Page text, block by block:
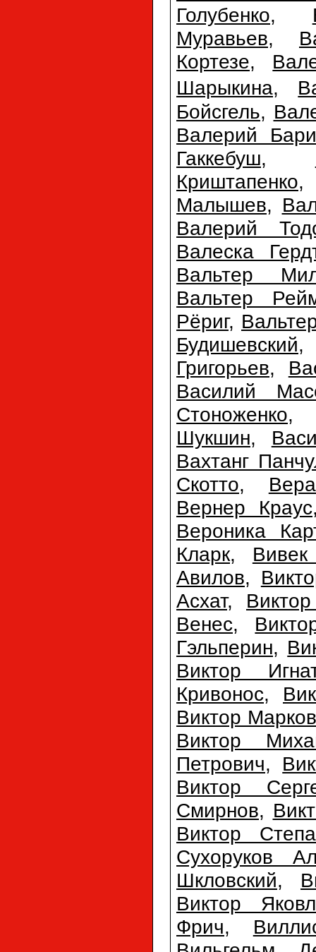
Голубенко,
Муравьев,
Кортезе,
Шарыкина,
Бойсгель,
Валерий
Гаккебуш,
Криштапенко
Малышев,
Валерий
Валеска
Вальтер
Вальтер
Рёриг,
Будишевский
Григорьев,
Василий
Стоноженко
Шукшин,
Вахтанг
Скотто,
Вернер Краус
Вероника
Кларк,
Авилов,
Асхат,
Венес,
Гэльперин,
Виктор
Кривонос,
Виктор Марков
Виктор
Петрович,
Виктор
Смирнов,
Виктор
Сухоруков
Шкловский,
Виктор
Фрич,